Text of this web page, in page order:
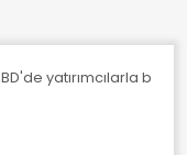
yatırımcılarla